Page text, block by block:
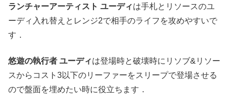
ランチャーアーティスト ユーディは手札とリソースのユ
ーディ入れ替えとレンジ2で相手のライフを攻めやすいで
す．
悠遊の執行者 ユーディは登場時と破壊時にリソブ&リソー
スからコスト3以下のリーファーをスリープで登場させる
ので盤面を埋めたい時に役立ちます．